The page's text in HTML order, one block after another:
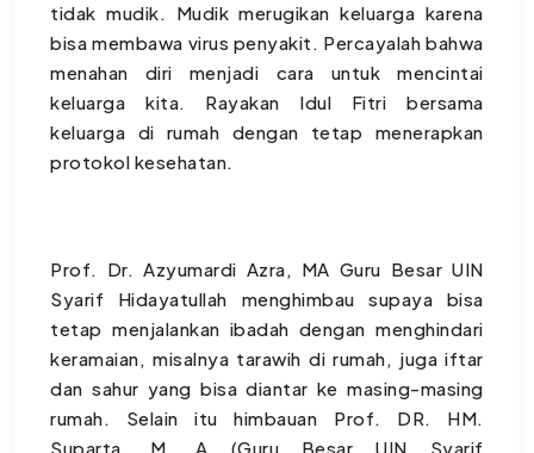
tidak mudik. Mudik merugikan keluarga karena
bisa membawa virus penyakit. Percayalah bahwa
menahan diri menjadi cara untuk mencintai
keluarga kita. Rayakan Idul Fitri bersama
keluarga di rumah dengan tetap menerapkan
protokol kesehatan.
Prof. Dr. Azyumardi Azra, MA Guru Besar UIN
Syarif Hidayatullah menghimbau supaya bisa
tetap menjalankan ibadah dengan menghindari
keramaian, misalnya tarawih di rumah, juga iftar
dan sahur yang bisa diantar ke masing-masing
rumah. Selain itu himbauan Prof. DR. HM.
Suparta, M. A (Guru Besar UIN Syarif